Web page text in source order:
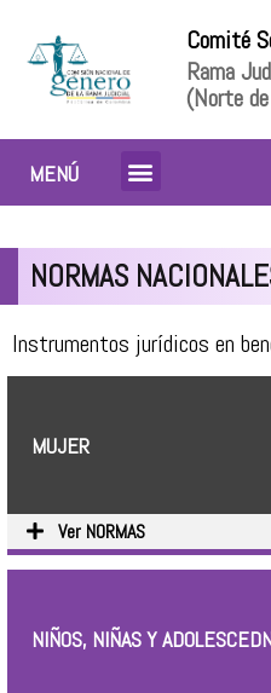
Comité
Rama
(Norte
MENÚ
NORMAS
Instrumentos jurídicos en
MUJER
Ver NORMAS
NIÑOS, NIÑAS Y